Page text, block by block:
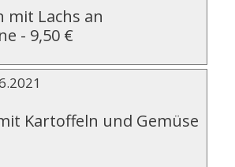
mit Lachs an
- 9,50 €
Kartoffeln und Gemüse